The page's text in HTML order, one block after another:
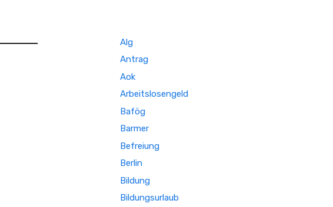
Alg
Antrag
Aok
Arbeitslosengeld
Bafög
Barmer
Befreiung
Berlin
Bildung
Bildungsurlaub